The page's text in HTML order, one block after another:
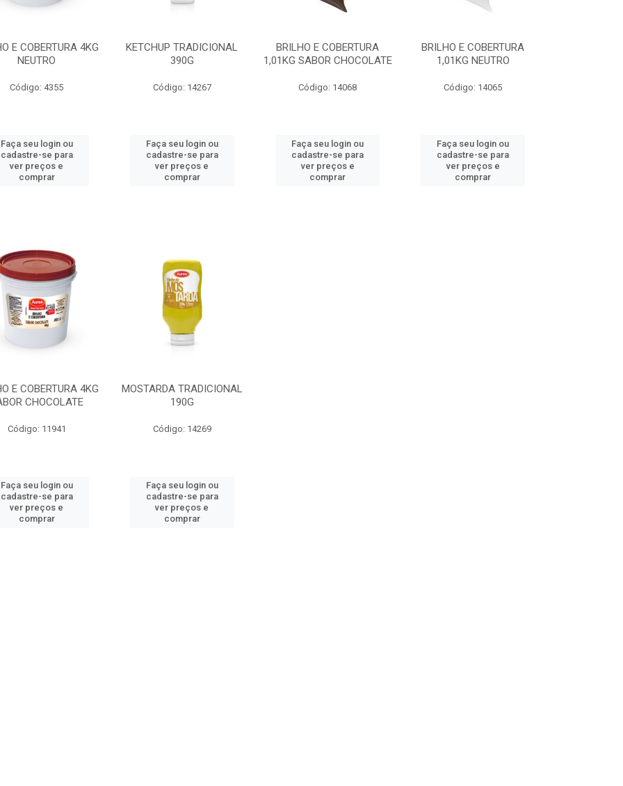
E COBERTURA 4KG
NEUTRO
Código: 4355
Faça seu login ou
cadastre-se para
ver preços e
comprar
KETCHUP TRADICIONAL
390G
Código: 14267
Faça seu login ou
cadastre-se para
ver preços e
comprar
BRILHO E COBERTURA
1,01KG SABOR CHOCOLATE
Código: 14068
Faça seu login ou
cadastre-se para
ver preços e
comprar
BRILHO E COBERTURA
1,01KG NEUTRO
Código: 14065
Faça seu login ou
cadastre-se para
ver preços e
comprar
E COBERTURA 4KG
CHOCOLATE
Código: 11941
Faça seu login ou
cadastre-se para
ver preços e
comprar
MOSTARDA TRADICIONAL
190G
Código: 14269
Faça seu login ou
cadastre-se para
ver preços e
comprar